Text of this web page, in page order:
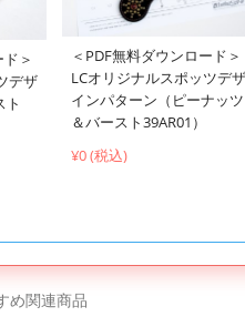
＞
デザ
ト
＜PDF無料ダウンロード＞
LCオリジナルスポッツデザ
インパターン（ピーナッツ
＆バースト39AR01）
¥0 (税込)
め関連商品